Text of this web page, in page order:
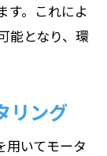
す。これによ
能となり、環
リング
用いてモータ